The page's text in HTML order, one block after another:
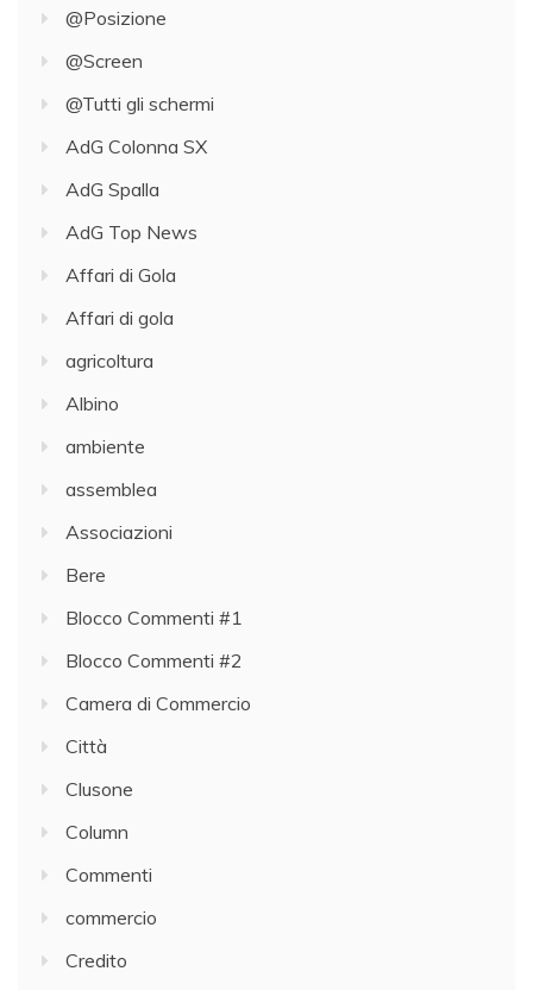
@Posizione
@Screen
@Tutti gli schermi
AdG Colonna SX
AdG Spalla
AdG Top News
Affari di Gola
Affari di gola
agricoltura
Albino
ambiente
assemblea
Associazioni
Bere
Blocco Commenti #1
Blocco Commenti #2
Camera di Commercio
Città
Clusone
Column
Commenti
commercio
Credito